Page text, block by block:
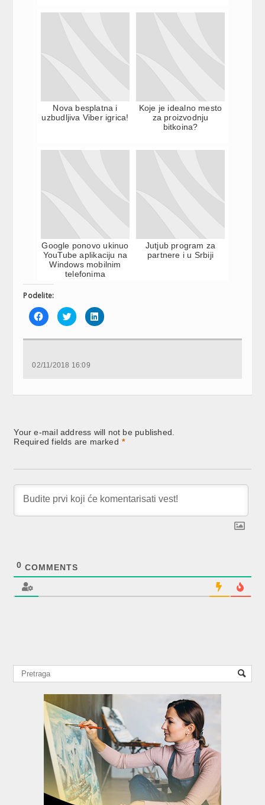
Nova besplatna i
uzbudljiva Viber igrica!
Koje je idealno mesto
za proizvodnju
bitkoina?
Google ponovo ukinuo
YouTube aplikaciju na
Windows mobilnim
telefonima
Jutjub program za
partnere i u Srbiji
Podelite:
Click
to
share
Facebook
new
Click
to
share
Twitter
new
Click
to
LinkedIn
02/11/2018 16:09
Your e-mail address will not be published.
Required fields are marked *
0 COMMENTS